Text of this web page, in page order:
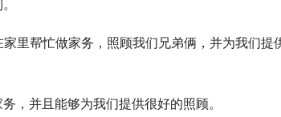
里帮忙做家务，照顾我们兄弟俩，并为我们提
，并且能够为我们提供很好的照顾。